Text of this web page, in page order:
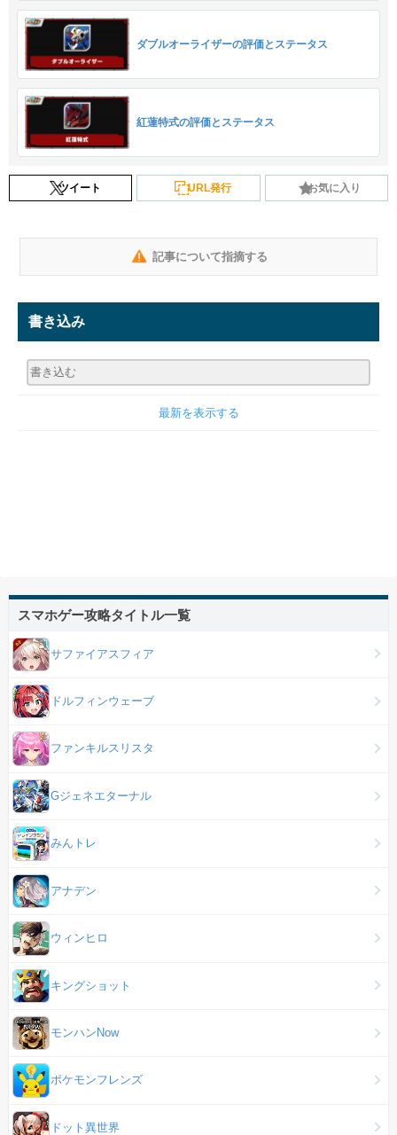
ダブルオーライザーの評価とステータス
紅蓮特式の評価とステータス
ツイート URL発行 お気に入り
記事について指摘する
書き込み
最新を表示する
スマホゲー攻略タイトル一覧
サファイアスフィア
ドルフィンウェーブ
ファンキルスリスタ
Gジェネエターナル
みんトレ
アナデン
ウィンヒロ
キングショット
モンハンNow
ポケモンフレンズ
ドット異世界